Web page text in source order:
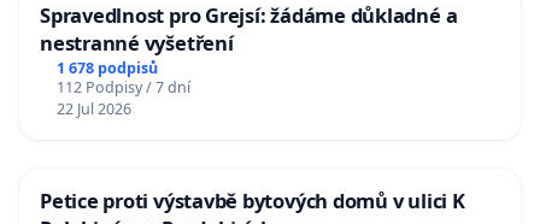
Spravedlnost pro Grejsí: žádáme důkladné a
nestranné vyšetření
1 678 podpisů
112 Podpisy / 7 dní
22 Jul 2026
Petice proti výstavbě bytových domů v ulici K